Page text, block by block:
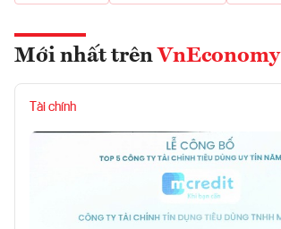
Mới nhất trên VnEconomy
Tài chính